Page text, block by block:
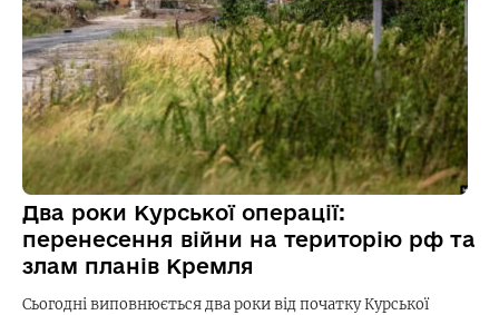
Два роки Курської операції:
перенесення війни на територію рф та
злам планів Кремля
Сьогодні виповнюється два роки від початку Курської